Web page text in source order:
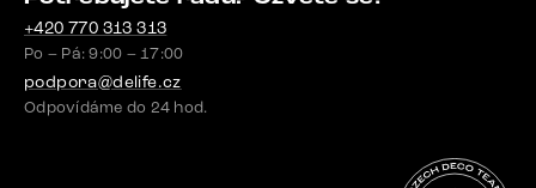
+420 770 313 313
Po – Pá: 9:00 – 17:00
podpora@delife.cz
Odpovídáme do 24 hod.